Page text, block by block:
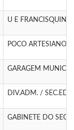
U E
POCO ARTESIANO
GARAGEM
DIV.ADM. /
GABINETE DO